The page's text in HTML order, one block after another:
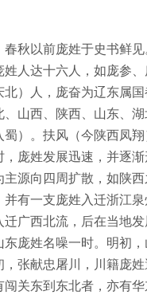
秋以前庞姓于史书鲜
人达十六人，如庞参
北）人，庞奋为辽东属
山西、陕西、山东、
）。扶风（今陕西凤
庞姓发展迅速，并逐
源向四周扩散，如陕
有一支庞姓入迁浙江
广西北流，后在当地
东庞姓名噪一时。明初
张献忠屠川，川籍庞
关东到东北者，亦有